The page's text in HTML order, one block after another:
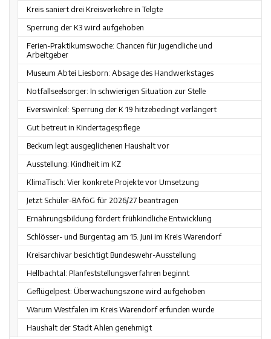
Kreis saniert drei Kreisverkehre in Telgte
Sperrung der K3 wird aufgehoben
Ferien-Praktikumswoche: Chancen für Jugendliche und
Arbeitgeber
Museum Abtei Liesborn: Absage des Handwerkstages
Notfallseelsorger: In schwierigen Situation zur Stelle
Everswinkel: Sperrung der K 19 hitzebedingt verlängert
Gut betreut in Kindertagespflege
Beckum legt ausgeglichenen Haushalt vor
Ausstellung: Kindheit im KZ
KlimaTisch: Vier konkrete Projekte vor Umsetzung
Jetzt Schüler-BAföG für 2026/27 beantragen
Ernährungsbildung fördert frühkindliche Entwicklung
Schlösser- und Burgentag am 15. Juni im Kreis Warendorf
Kreisarchivar besichtigt Bundeswehr-Ausstellung
Hellbachtal: Planfeststellungsverfahren beginnt
Geflügelpest: Überwachungszone wird aufgehoben
Warum Westfalen im Kreis Warendorf erfunden wurde
Haushalt der Stadt Ahlen genehmigt